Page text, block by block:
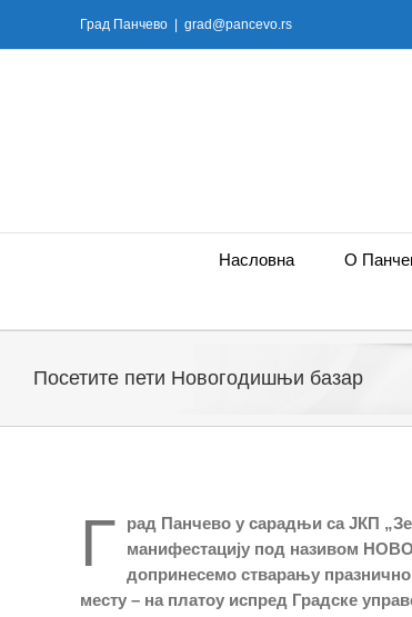
Град Панчево grad@pancevo.rs
Насловна О
Посетите пети Новогодишњи базар
Г
рад Панчево у сарадњи са ЈКП
манифестацију под називом
допринесемо стварању
месту – на платоу испред Градске